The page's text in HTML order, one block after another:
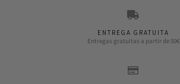
ENTREGA GRATUITA
Entregas gratuitas a partir de 50€